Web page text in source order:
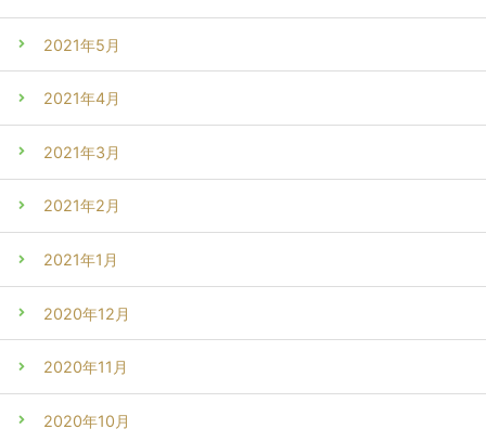
2021年5月
2021年4月
2021年3月
2021年2月
2021年1月
2020年12月
2020年11月
2020年10月